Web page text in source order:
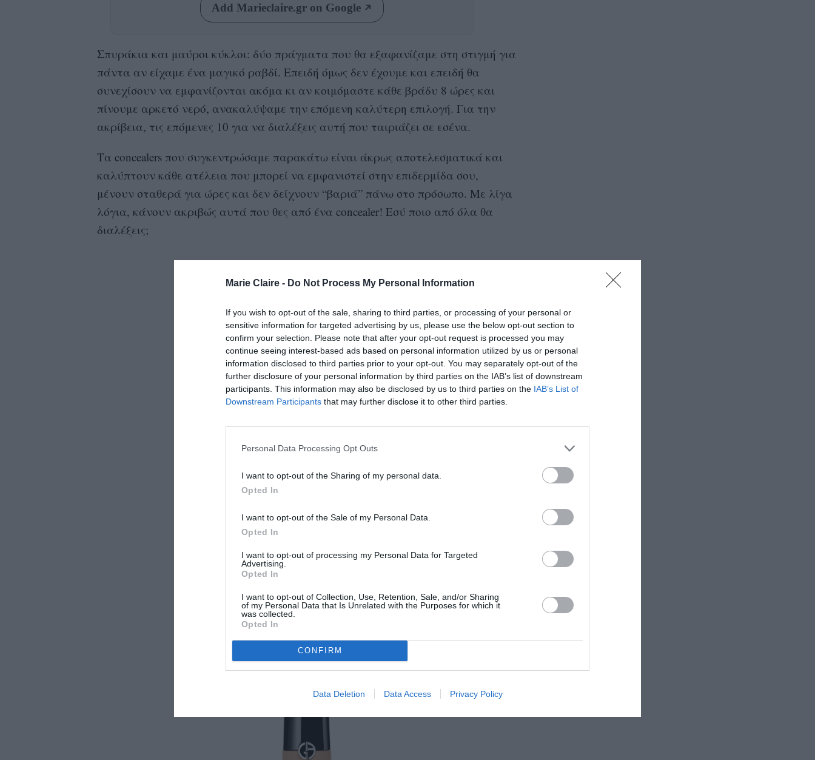
Marie Claire - Do Not Process My Personal Information
If you wish to opt-out of the sale, sharing to third parties, or processing of your personal or
sensitive information for targeted advertising by us, please use the below opt-out section to
confirm your selection. Please note that after your opt-out request is processed you may
continue seeing interest-based ads based on personal information utilized by us or personal
information disclosed to third parties prior to your opt-out. You may separately opt-out of the
further disclosure of your personal information by third parties on the IAB’s list of downstream
participants. This information may also be disclosed by us to third parties on the IAB’s List of
Downstream Participants that may further disclose it to other third parties.
Personal Data Processing Opt Outs
I want to opt-out of the Sharing of my personal data.
Opted In
I want to opt-out of the Sale of my Personal Data.
Opted In
I want to opt-out of processing my Personal Data for Targeted
Advertising.
Opted In
I want to opt-out of Collection, Use, Retention, Sale, and/or Sharing
of my Personal Data that Is Unrelated with the Purposes for which it
was collected.
Opted In
CONFIRM
Data Deletion Data Access Privacy Policy
Add Marieclaire.gr on Google
Σπυράκια και μαύροι κύκλοι: δύο πράγματα που θα εξαφανίζαμε στη στιγμή για
πάντα αν είχαμε ένα μαγικό ραβδί. Επειδή όμως δεν έχουμε και επειδή θα
συνεχίσουν να εμφανίζονται ακόμα κι αν κοιμόμαστε κάθε βράδυ 8 ώρες και
πίνουμε αρκετό νερό, ανακαλύψαμε την επόμενη καλύτερη επιλογή. Για την
ακρίβεια, τις επόμενες 10 για να διαλέξεις αυτή που ταιριάζει σε εσένα.
Τα concealers που συγκεντρώσαμε παρακάτω είναι άκρως αποτελεσματικά και
καλύπτουν κάθε ατέλεια που μπορεί να εμφανιστεί στην επιδερμίδα σου,
μένουν σταθερά για ώρες και δεν δείχνουν “βαριά” πάνω στο πρόσωπο. Με λίγα
λόγια, κάνουν ακριβώς αυτά που θες από ένα concealer! Εσύ ποιο από όλα θα
διαλέξεις;
Secret Camouflage Duo, Laura Mercier